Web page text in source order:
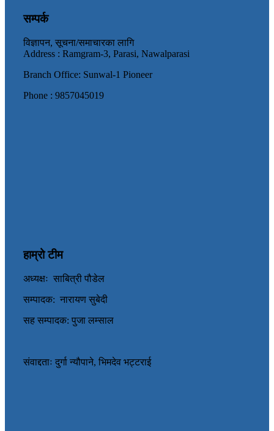
सम्पर्क
विज्ञापन, सूचना/समाचारका लागि
Address : Ramgram-3, Parasi, Nawalparasi
Branch Office: Sunwal-1 Pioneer
Phone : 9857045019
हाम्रो टीम
अध्यक्षः साबित्री पौडेल
सम्पादक: नारायण सुबेदी
सह सम्पादक: पुजा लम्साल
संवाद्दताः दुर्गा न्यौपाने, भिमदेव भट्टराई